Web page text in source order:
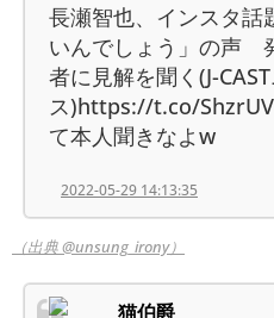
長瀬智也、インスタ話
いんでしょう」の声
者に見解を聞く(J-
ス)https://t.co/
て本人聞きなよw
2022-05-29 14:13:35
（出典 @unsung_irony）
猫伯爵